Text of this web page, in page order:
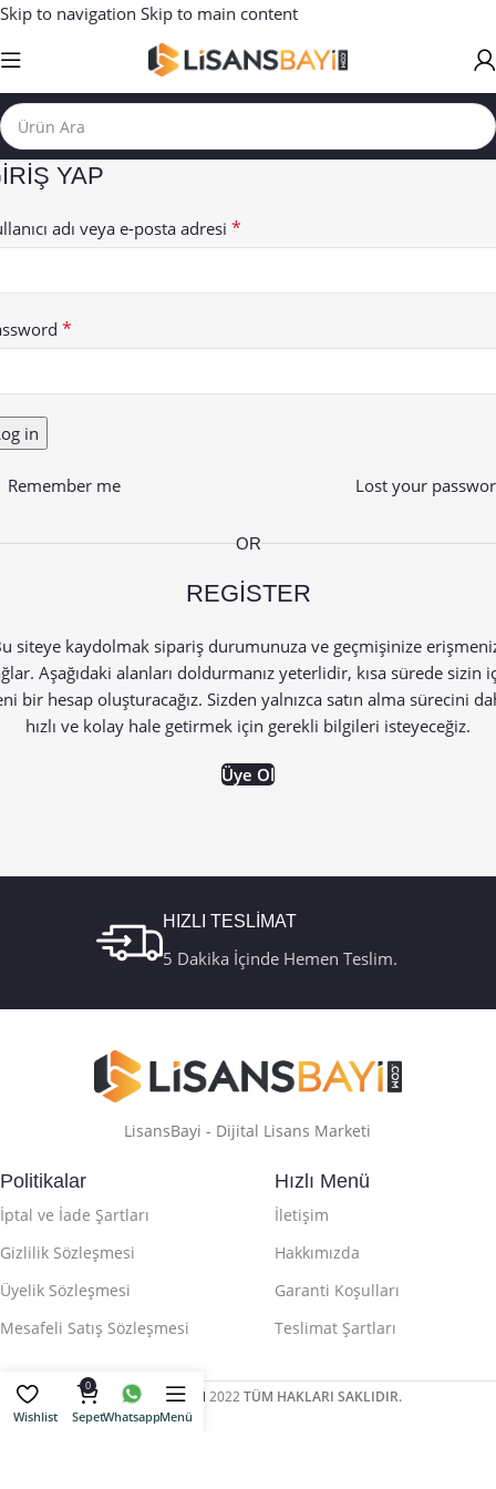
Skip to navigation Skip to main content
YAP
adı veya e-posta adresi *
*
in
Lost your
Remember me
OR
REGISTER
siteye kaydolmak sipariş durumunuza ve geçmişinize
Aşağıdaki alanları doldurmanız yeterlidir, kısa sürede sizin
bir hesap oluşturacağız. Sizden yalnızca satın alma sürecini
hızlı ve kolay hale getirmek için gerekli bilgileri isteyeceğiz.
Üye Ol
HIZLI TESLİMAT
5 Dakika İçinde Hemen Teslim.
LisansBayi - Dijital Lisans Marketi
Politikalar
İptal ve İade Şartları
Gizlilik Sözleşmesi
Üyelik Sözleşmesi
Mesafeli Satış Sözleşmesi
Hızlı Menü
İletişim
Hakkımızda
Garanti Koşulları
Teslimat Şartları
LİSANSBAYİ.COM 2022TÜM HAKLARI SAKLIDIR.
Wishlist
0
SepetWhatsappMenü